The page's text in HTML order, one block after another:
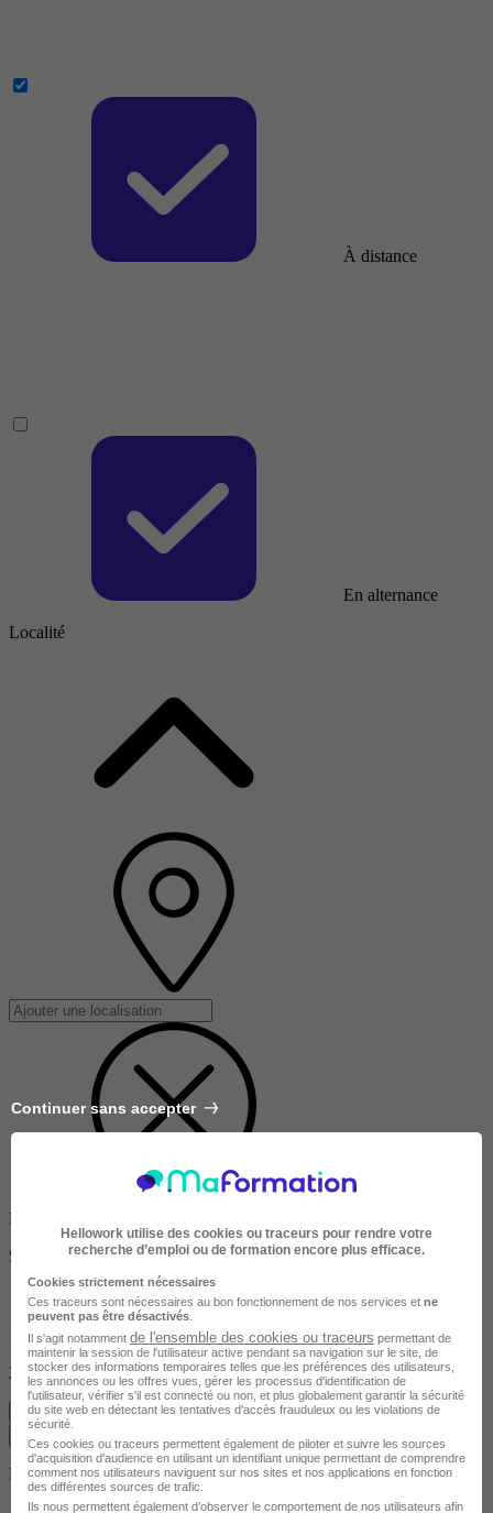
À distance
En alternance
Localité
Dans un rayon de
50km
10km
200km
Effacer
Durée de la formation
Continuer sans accepter
Hellowork utilise des cookies ou traceurs pour rendre votre
recherche d’emploi ou de formation encore plus efficace.
Cookies strictement nécessaires
Ces traceurs sont nécessaires au bon fonctionnement de nos services et ne
peuvent pas être désactivés
Il s'agit notamment de l'ensemble des cookies ou traceurs permettant de
maintenir la session de l'utilisateur active pendant sa navigation sur le site, de
stocker des informations temporaires telles que les préférences des utilisateurs,
les annonces ou les offres vues, gérer les processus d'identification de
l'utilisateur, vérifier s'il est connecté ou non, et plus globalement garantir la sécurité
du site web en détectant les tentatives d'accès frauduleux ou les violations de
sécurité.
Ces cookies ou traceurs permettent également de piloter et suivre les sources
d'acquisition d'audience en utilisant un identifiant unique permettant de comprendre
comment nos utilisateurs naviguent sur nos sites et nos applications en fonction
des différentes sources de trafic.
Ils nous permettent également d’observer le comportement de nos utilisateurs afin